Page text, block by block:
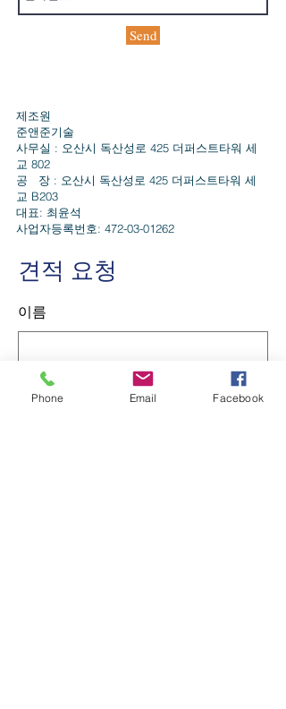
Send
제조원
​준앤준기술​
사무실 : 오산시 독산성로 425 더퍼스트타워 세
교 802
공 장 : 오산시 독산성로 425 더퍼스트타워 세
교 B203
대표: 최윤석
​사업자등록번호: 472-03-01262
견적 요청
이름
Phone Email Facebook